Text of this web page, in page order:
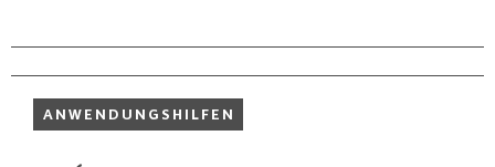
AN­WEN­DUNGS­HIL­FEN